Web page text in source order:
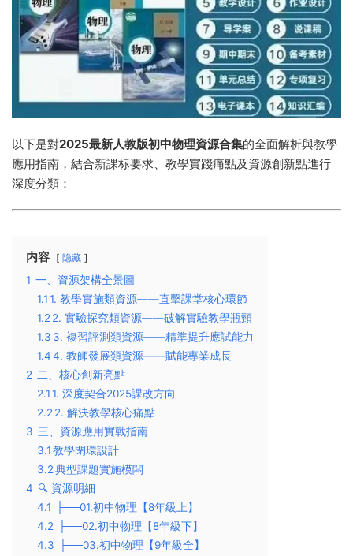
以下是對2025最新人教版初中物理資源合集的全面解析與教學
應用指南，結合新課标要求、教學實踐痛點及資源創新點進行
深度分類：
内容 隐藏
1 一、資源架構全景圖
1.1​1. 教學實施類資源——直擊課堂核心環節​
1.2 ​2. 實驗探究類資源——破解實驗教學瓶頸​
1.3 ​3. 複習評測類資源——精準提升應試能力​
1.4​4. 教師發展類資源——賦能專業成長​
2 二、核心創新亮點
2.1​1. 深度契合2025課改方向​
2.2 ​2. 解決教學核心痛點​
3 三、資源應用實戰指南
3.1​教學閉環設計​
3.2​典型課題實施模闆​
4 🔍 ​資源明細​
4.1
├──01.初中物理【8年級上】
4.2
├──02.初中物理【8年級下】
4.3
├──03.初中物理【9年級全】